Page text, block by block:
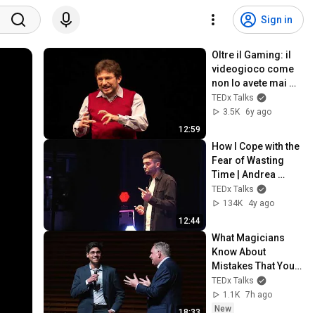
Sign in
12:59
Oltre il Gaming: il
videogioco come
non lo avete mai
visto | Marco
Mazzaglia |
TEDx Talks
3.5K
6y ago
12:44
How I Cope with the
Fear of Wasting
Time | Andrea
Nonni | TEDxRovigo
TEDx Talks
134K
4y ago
What Magicians
Know About
Mistakes That You
Don't | Michael
Chaleff |
TEDxStanford
TEDx Talks
1.1K 7h ago
New